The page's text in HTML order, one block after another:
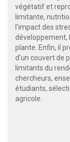
végétatif et
limitante,
l'impact des
développement,
plante. Enfin, il
d'un couvert de
limitants du
chercheurs,
étudiants,
agricole.